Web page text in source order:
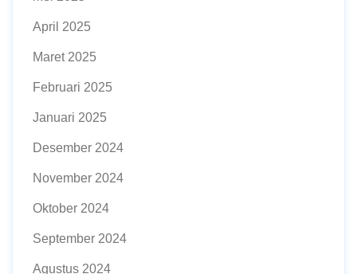
April 2025
Maret 2025
Februari 2025
Januari 2025
Desember 2024
November 2024
Oktober 2024
September 2024
Agustus 2024